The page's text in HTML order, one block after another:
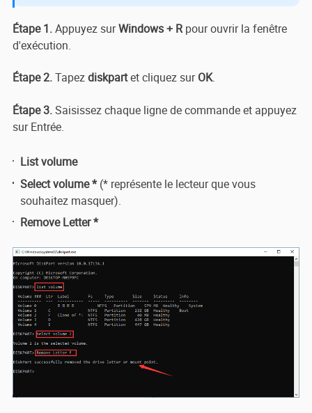
Étape 1.Appuyez surWindows + Rpour ouvrir la fenêtre
d'exécution.
Étape 2.Tapezdiskpartet cliquez surOK.
Étape 3.Saisissez chaque ligne de commande et appuyez
sur Entrée.
List volume
Select volume *(* représente le lecteur que vous
souhaitez masquer).
Remove Letter *